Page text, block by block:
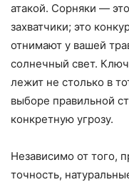
атакой. Сорняки —
захватчики; это
отнимают у вашей
солнечный свет.
лежит не столько в
выборе правильной
конкретную угрозу.
Независимо от того,
точность,